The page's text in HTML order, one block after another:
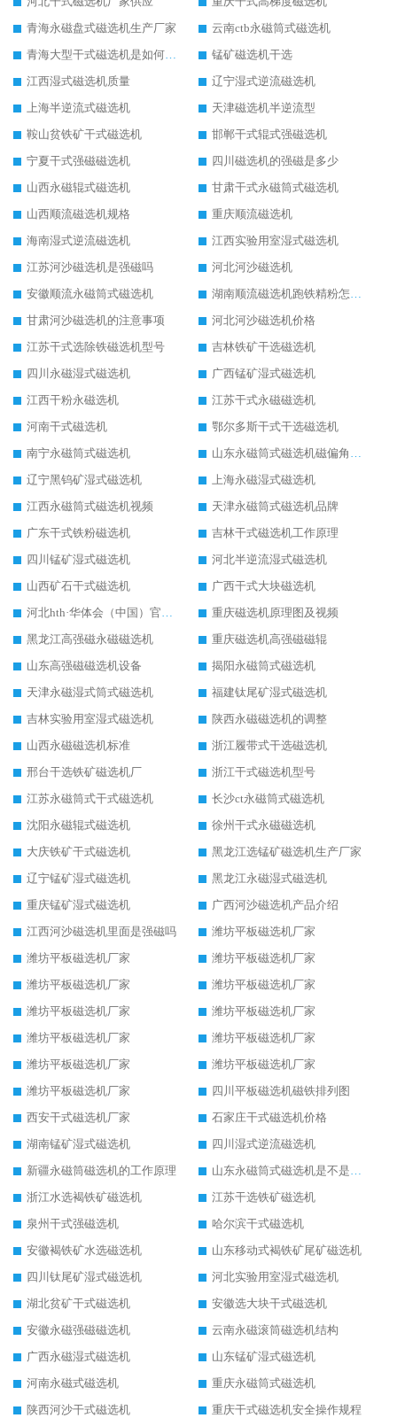
青海永磁盘式磁选机生产厂家
云南ctb永磁筒式磁选机
青海大型干式磁选机是如何选矿的
锰矿磁选机干选
江西湿式磁选机质量
辽宁湿式逆流磁选机
上海半逆流式磁选机
天津磁选机半逆流型
鞍山贫铁矿干式磁选机
邯郸干式辊式强磁选机
宁夏干式强磁磁选机
四川磁选机的强磁是多少
山西永磁辊式磁选机
甘肃干式永磁筒式磁选机
山西顺流磁选机规格
重庆顺流磁选机
海南湿式逆流磁选机
江西实验用室湿式磁选机
江苏河沙磁选机是强磁吗
河北河沙磁选机
安徽顺流永磁筒式磁选机
湖南顺流磁选机跑铁精粉怎么处理
甘肃河沙磁选机的注意事项
河北河沙磁选机价格
江苏干式选除铁磁选机型号
吉林铁矿干选磁选机
四川永磁湿式磁选机
广西锰矿湿式磁选机
江西干粉永磁选机
江苏干式永磁磁选机
河南干式磁选机
鄂尔多斯干式干选磁选机
南宁永磁筒式磁选机
山东永磁筒式磁选机磁偏角怎么调整
辽宁黑钨矿湿式磁选机
上海永磁湿式磁选机
江西永磁筒式磁选机视频
天津永磁筒式磁选机品牌
广东干式铁粉磁选机
吉林干式磁选机工作原理
四川锰矿湿式磁选机
河北半逆流湿式磁选机
山西矿石干式磁选机
广西干式大块磁选机
河北hth·华体会（中国）官方网站-hth.com 工作视频
重庆磁选机原理图及视频
黑龙江高强磁永磁磁选机
重庆磁选机高强磁磁辊
山东高强磁磁选机设备
揭阳永磁筒式磁选机
天津永磁湿式筒式磁选机
福建钛尾矿湿式磁选机
吉林实验用室湿式磁选机
陕西永磁磁选机的调整
山西永磁磁选机标准
浙江履带式干选磁选机
邢台干选铁矿磁选机厂
浙江干式磁选机型号
江苏永磁筒式干式磁选机
长沙ct永磁筒式磁选机
沈阳永磁辊式磁选机
徐州干式永磁磁选机
大庆铁矿干式磁选机
黑龙江选锰矿磁选机生产厂家
辽宁锰矿湿式磁选机
黑龙江永磁湿式磁选机
重庆锰矿湿式磁选机
广西河沙磁选机产品介绍
江西河沙磁选机里面是强磁吗
潍坊平板磁选机厂家
潍坊平板磁选机厂家
潍坊平板磁选机厂家
潍坊平板磁选机厂家
潍坊平板磁选机厂家
潍坊平板磁选机厂家
潍坊平板磁选机厂家
潍坊平板磁选机厂家
潍坊平板磁选机厂家
潍坊平板磁选机厂家
潍坊平板磁选机厂家
潍坊平板磁选机厂家
四川平板磁选机磁铁排列图
西安干式磁选机厂家
石家庄干式磁选机价格
湖南锰矿湿式磁选机
四川湿式逆流磁选机
新疆永磁筒磁选机的工作原理
山东永磁筒式磁选机是不是强磁
浙江水选褐铁矿磁选机
江苏干选铁矿磁选机
泉州干式强磁选机
哈尔滨干式磁选机
安徽褐铁矿水选磁选机
山东移动式褐铁矿尾矿磁选机
四川钛尾矿湿式磁选机
河北实验用室湿式磁选机
湖北贫矿干式磁选机
安徽选大块干式磁选机
安徽永磁强磁磁选机
云南永磁滚筒磁选机结构
广西永磁湿式磁选机
山东锰矿湿式磁选机
河南永磁式磁选机
重庆永磁筒式磁选机
陕西河沙干式磁选机
重庆干式磁选机安全操作规程